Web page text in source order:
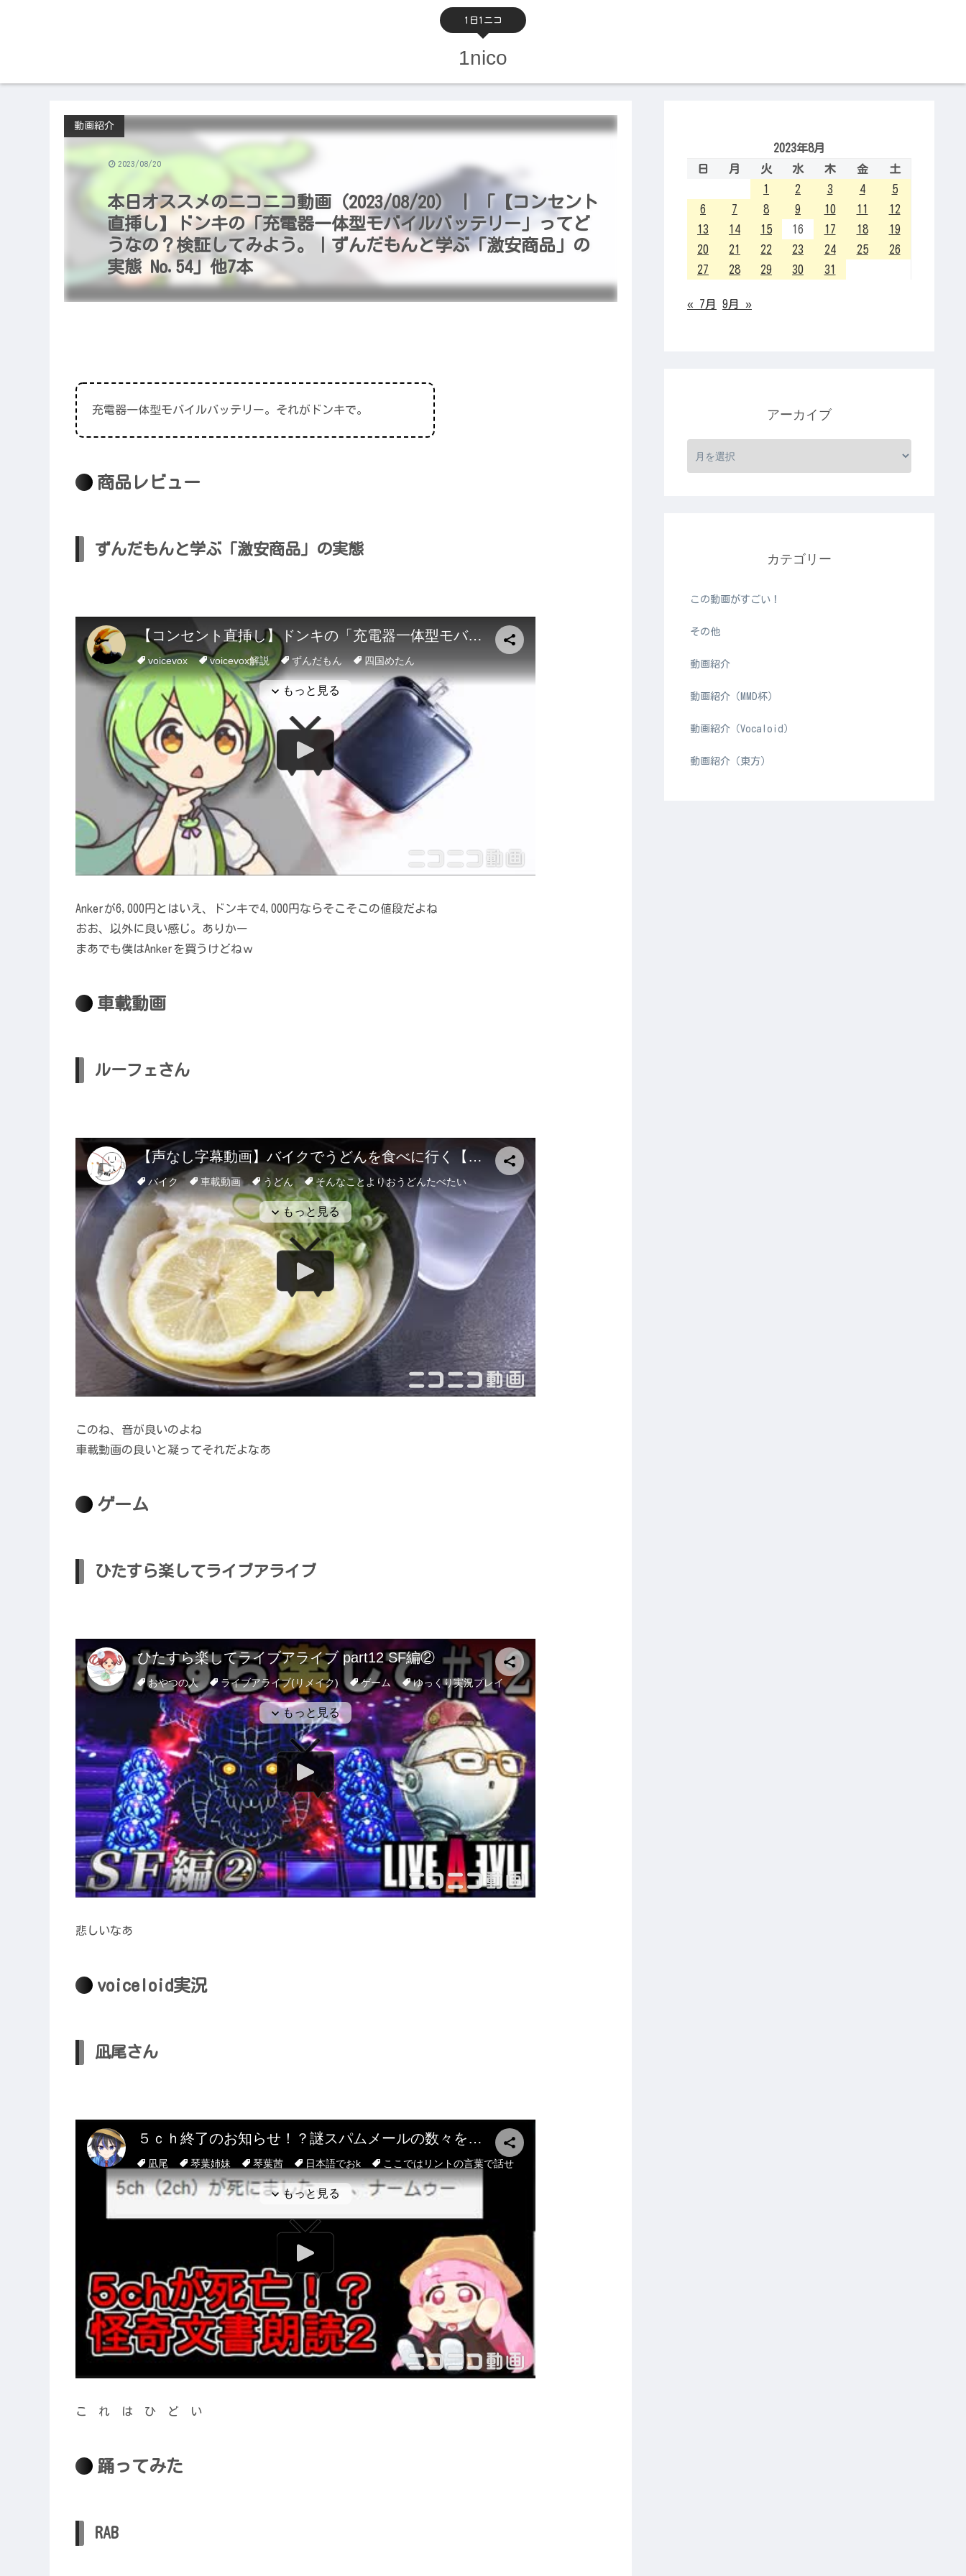
1日1ニコ
1nico
本日オススメのニコニコ動画（2023/08/20） | 「【コンセント
直挿し】ドンキの「充電器一体型モバイルバッテリー」ってど
うなの？検証してみよう。｜ずんだもんと学ぶ「激安商品」の
実態 No.54」他7本
動画紹介
2023/08/20
充電器一体型モバイルバッテリー。それがドンキで。
商品レビュー
ずんだもんと学ぶ「激安商品」の実態
Ankerが6,000円とはいえ、ドンキで4,000円ならそこそこの値段だよね
おお、以外に良い感じ。ありかー
まあでも僕はAnkerを買うけどねｗ
車載動画
ルーフェさん
このね、音が良いのよね
車載動画の良いと凝ってそれだよなあ
ゲーム
ひたすら楽してライブアライブ
悲しいなあ
voiceloid実況
凪尾さん
こ れ は ひ ど い
踊ってみた
RAB
2023年8月
日
月 火 水 木 金
土
1
2 3 4
5
6
7 8 9 10 11
12
13
14 15 16 17 18
19
20
21 22 23 24 25
26
27
28 29 30 31
« 7月 9月 »
アーカイブ
カテゴリー
この動画がすごい！
その他
動画紹介
動画紹介（MMD杯）
動画紹介（Vocaloid）
動画紹介（東方）